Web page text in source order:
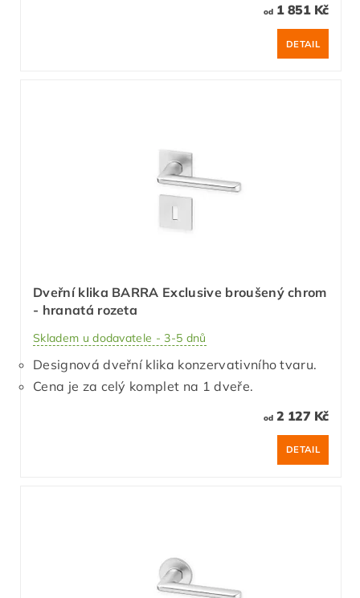
od1 851 Kč
DETAIL
Dveřní klika BARRA Exclusive broušený chrom
- hranatá rozeta
Skladem u dodavatele - 3-5 dnů
Designová dveřní klika konzervativního tvaru.
Cena je za celý komplet na 1 dveře.
od2 127 Kč
DETAIL